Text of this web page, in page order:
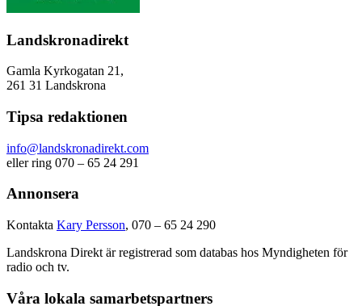
Landskronadirekt
Gamla Kyrkogatan 21,
261 31 Landskrona
Tipsa redaktionen
info@landskronadirekt.com
eller ring 070 – 65 24 291
Annonsera
Kontakta Kary Persson, 070 – 65 24 290
Landskrona Direkt är registrerad som databas hos Myndigheten för
radio och tv.
Våra lokala samarbetspartners